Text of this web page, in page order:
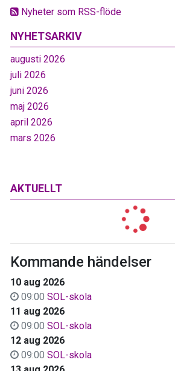
Nyheter som RSS-flöde
NYHETSARKIV
augusti 2026
juli 2026
juni 2026
maj 2026
april 2026
mars 2026
AKTUELLT
Kommande händelser
10 aug 2026
09:00 SOL-skola
11 aug 2026
09:00 SOL-skola
12 aug 2026
09:00 SOL-skola